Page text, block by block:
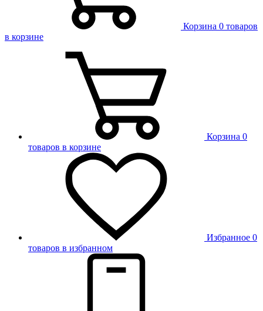
Корзина 0 товаров
в корзине
Корзина 0
товаров в корзине
Избранное 0
товаров в избранном